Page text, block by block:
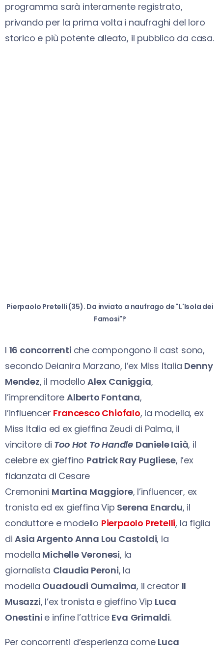
programma sarà interamente registrato,
privando per la prima volta i naufraghi del loro
storico e più potente alleato, il pubblico da casa.
Pierpaolo Pretelli (35). Da inviato a naufrago de "L'Isola dei
Famosi"?
I 16 concorrenti che compongono il cast sono,
secondo Deianira Marzano, l’ex Miss Italia Denny
Mendez, il modelloAlex Caniggia,
l’imprenditoreAlberto Fontana,
l’influencer Francesco Chiofalo, la modella, ex
Miss Italia ed ex gieffina Zeudi di Palma, il
vincitore di Too Hot To Handle Daniele Iaià, il
celebre ex gieffino Patrick Ray Pugliese, l’ex
fidanzata di Cesare
Cremonini Martina Maggiore, l’influencer, ex
tronista ed ex gieffina Vip Serena Enardu, il
conduttore e modello Pierpaolo Pretelli, la figlia
diAsia Argento Anna Lou Castoldi, la
modella Michelle Veronesi, la
giornalista Claudia Peroni, la
modella Ouadoudi Oumaima, il creator Il
Musazzi, l’ex tronista e gieffino Vip Luca
Onestini e infine l’attrice Eva Grimaldi.
Per concorrenti d’esperienza come Luca